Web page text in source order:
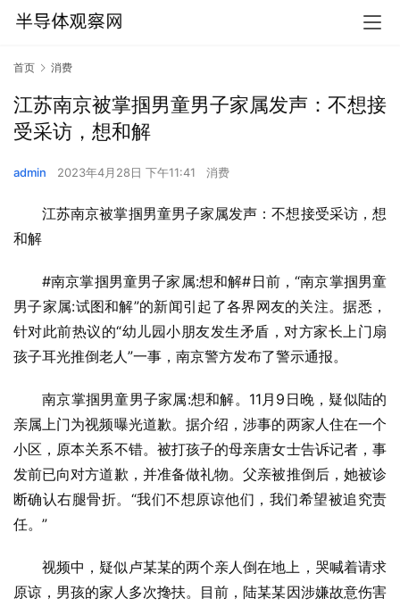
首页 消费
江苏南京被掌掴男童男子家属发声：不想接
受采访，想和解
admin 2023年4月28日 下午11:41 消费
江苏南京被掌掴男童男子家属发声：不想接受采访，想
和解
#南京掌掴男童男子家属:想和解#日前，“南京掌掴男童
男子家属:试图和解”的新闻引起了各界网友的关注。据悉，
针对此前热议的“幼儿园小朋友发生矛盾，对方家长上门扇
孩子耳光推倒老人”一事，南京警方发布了警示通报。
南京掌掴男童男子家属:想和解。11月9日晚，疑似陆的
亲属上门为视频曝光道歉。据介绍，涉事的两家人住在一个
小区，原本关系不错。被打孩子的母亲唐女士告诉记者，事
发前已向对方道歉，并准备做礼物。父亲被推倒后，她被诊
断确认右腿骨折。“我们不想原谅他们，我们希望被追究责
任。”
视频中，疑似卢某某的两个亲人倒在地上，哭喊着请求
原谅，男孩的家人多次搀扶。目前，陆某某因涉嫌故意伤害